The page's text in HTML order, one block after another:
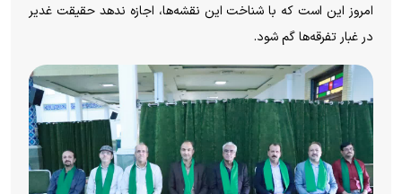
امروز این است که با شناخت این نقشه‌ها، اجازه ندهد حقیقت غدیر
در غبار تفرقه‌ها گم شود.